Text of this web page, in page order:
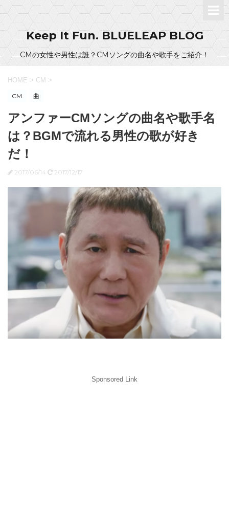
Keep It Fun. BLUELEAP BLOG
CMの女性や男性は誰？CMソングの曲名や歌手をご紹介！
HOME > CM >
CM 曲
アンファーCMソングの曲名や歌手名
は？BGMで流れる男性の歌が好き
だ！
2017/06/14 2017/12/17
Sponsored Link